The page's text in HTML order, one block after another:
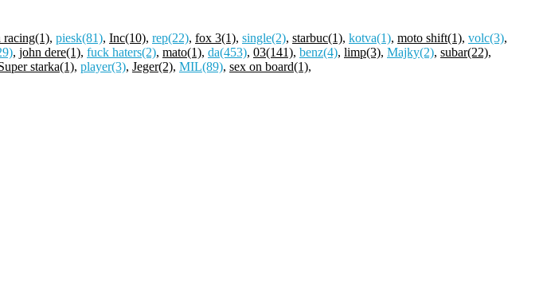
racing(1), piesk(81), Inc(10), rep(22), fox 3(1), single(2), starbuc(1), kotva(1), moto shift(1), volc(3),
, john dere(1), fuck haters(2), mato(1), da(453), 03(141), benz(4), limp(3), Majky(2), subar(22),
starka(1), player(3), Jeger(2), MIL(89), sex on board(1),